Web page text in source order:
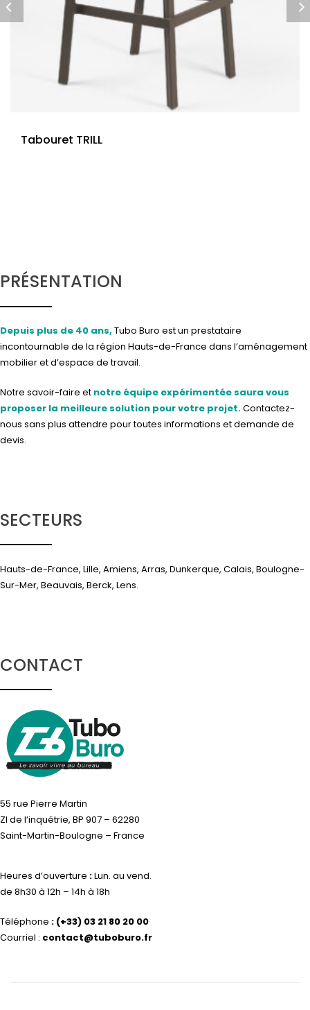
Tabouret TRILL
PRÉSENTATION
Depuis plus de 40 ans, Tubo Buro est un prestataire
incontournable de la région Hauts-de-France dans l’aménagement
mobilier et d’espace de travail.
Notre savoir-faire et notre équipe expérimentée saura vous
proposer la meilleure solution pour votre projet.Contactez-
nous sans plus attendre pour toutes informations et demande de
devis.
SECTEURS
Hauts-de-France, Lille, Amiens, Arras, Dunkerque, Calais, Boulogne-
Sur-Mer, Beauvais, Berck, Lens.
CONTACT
55 rue Pierre Martin
ZI de l’inquétrie, BP 907 – 62280
Saint-Martin-Boulogne – France
Heures d’ouverture :Lun. au vend.
de 8h30 à 12h – 14h à 18h
Téléphone : (+33) 03 21 80 20 00
Courriel : contact@tuboburo.fr